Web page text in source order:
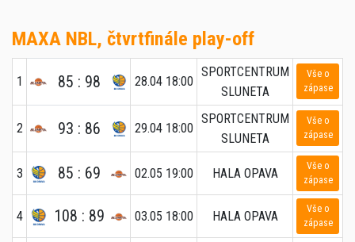
MAXA NBL, čtvrtfinále play-off
1 85 : 98 28.04 18:00
SPORTCENTRUM
SLUNETA
Vše o
zápase
2 93 : 86 29.04 18:00
SPORTCENTRUM
SLUNETA
Vše o
zápase
3 85 : 69 02.05 19:00 HALA OPAVA
Vše o
zápase
4 108 : 89 03.05 18:00 HALA OPAVA
Vše o
zápase